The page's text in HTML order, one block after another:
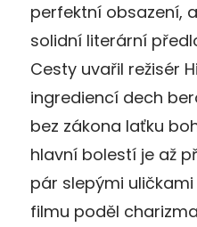
perfektní obsazení,
solidní literární
Cesty uvařil režisér
ingrediencí dech
bez zákona laťku
hlavní bolestí je až
pár slepými
filmu poděl